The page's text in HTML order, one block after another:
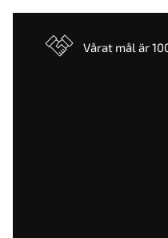
Vårat mål är